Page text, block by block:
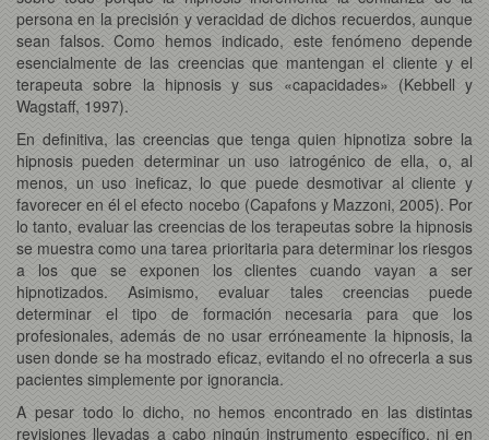
persona en la precisión y veracidad de dichos recuerdos, aunque
sean falsos. Como hemos indicado, este fenómeno depende
esencialmente de las creencias que mantengan el cliente y el
terapeuta sobre la hipnosis y sus «capacidades» (Kebbell y
Wagstaff, 1997).
En definitiva, las creencias que tenga quien hipnotiza sobre la
hipnosis pueden determinar un uso iatrogénico de ella, o, al
menos, un uso ineficaz, lo que puede desmotivar al cliente y
favorecer en él el efecto nocebo (Capafons y Mazzoni, 2005). Por
lo tanto, evaluar las creencias de los terapeutas sobre la hipnosis
se muestra como una tarea prioritaria para determinar los riesgos
a los que se exponen los clientes cuando vayan a ser
hipnotizados. Asimismo, evaluar tales creencias puede
determinar el tipo de formación necesaria para que los
profesionales, además de no usar erróneamente la hipnosis, la
usen donde se ha mostrado eficaz, evitando el no ofrecerla a sus
pacientes simplemente por ignorancia.
A pesar todo lo dicho, no hemos encontrado en las distintas
revisiones llevadas a cabo ningún instrumento específico, ni en